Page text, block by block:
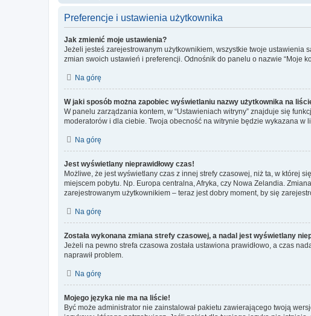
Preferencje i ustawienia użytkownika
Jak zmienić moje ustawienia?
Jeżeli jesteś zarejestrowanym użytkownikiem, wszystkie twoje ustawienia
zmian swoich ustawień i preferencji. Odnośnik do panelu o nazwie “Moje
Na górę
W jaki sposób można zapobiec wyświetlaniu nazwy użytkownika na
W panelu zarządzania kontem, w “Ustawieniach witryny” znajduje się
moderatorów i dla ciebie. Twoja obecność na witrynie będzie wykazana w
Na górę
Jest wyświetlany nieprawidłowy czas!
Możliwe, że jest wyświetlany czas z innej strefy czasowej, niż ta, w której
miejscem pobytu. Np. Europa centralna, Afryka, czy Nowa Zelandia.
zarejestrowanym użytkownikiem – teraz jest dobry moment, by się
Na górę
Została wykonana zmiana strefy czasowej, a nadal jest wyświetlany
Jeżeli na pewno strefa czasowa została ustawiona prawidłowo, a czas
naprawił problem.
Na górę
Mojego języka nie ma na liście!
Być może administrator nie zainstalował pakietu zawierającego twoją